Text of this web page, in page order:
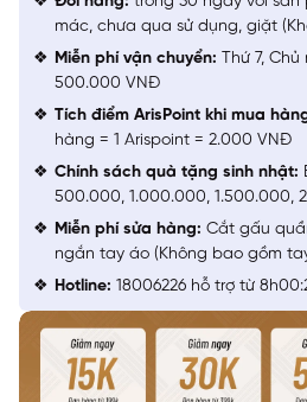
mác, chưa qua sử dụng, giặt
Miễn phí vận chuyển: Thứ 7,
500.000 VNĐ
Tích điểm ArisPoint khi mua
hàng = 1 Arispoint = 2.000 VNĐ
Chính sách quà tặng sinh nhật:
500.000, 1.000.000, 1.500.000,
Miễn phí sửa hàng: Cắt gấu
ngắn tay áo (Không bao gồm
Hotline: 18006226 hỗ trợ từ